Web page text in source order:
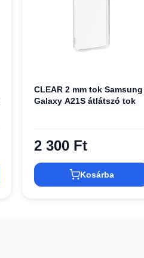
CLEAR 2 mm tok Samsung
Galaxy A21S átlátszó tok
2 300 Ft
Kosárba